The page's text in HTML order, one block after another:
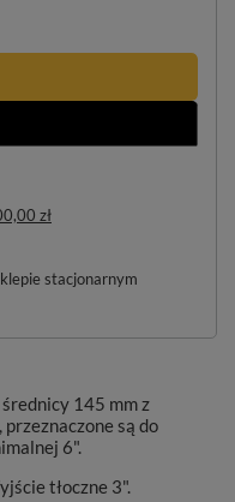
zł
stacjonarnym
145 mm z
są do
6".
tłoczne 3".